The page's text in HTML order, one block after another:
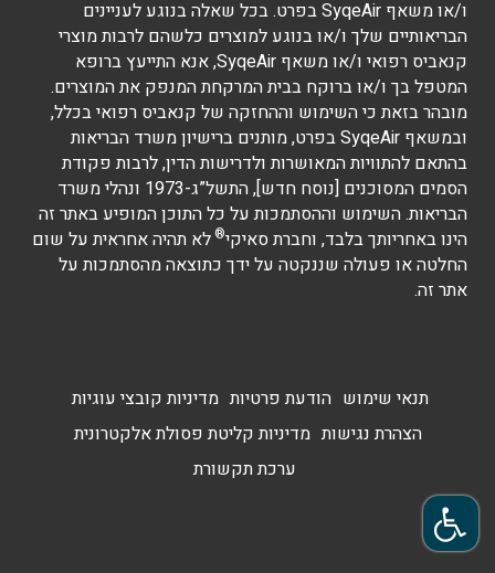
פתח סרגל נגישות
ו/או משאף SyqeAir בפרט. בכל שאלה בנוגע לעניינים
הבריאותיים שלך ו/או בנוגע למוצרים כלשהם לרבות מוצרי
קנאביס רפואי ו/או משאף SyqeAir, אנא התייעץ ברופא
המטפל בך ו/או ברוקח בבית המרקחת המנפק את המוצרים.
מובהר בזאת כי השימוש וההחזקה של קנאביס רפואי בכלל,
ובמשאף SyqeAir בפרט, מותנים ברישיון משרד הבריאות
בהתאם להתוויות המאושרות ולדרישות הדין, לרבות פקודת
הסמים המסוכנים [נוסח חדש], התשל”ג-1973 ונהלי משרד
הבריאות. השימוש וההסתמכות על כל התוכן המופיע באתר זה
הינו באחריותך בלבד, וחברת סאיקי® לא תהיה אחראית על שום
החלטה או פעולה שננקטה על ידך כתוצאה מהסתמכות על
אתר זה.
תנאי שימוש הודעת פרטיות מדיניות קובצי עוגיות
הצהרת נגישות מדיניות קליטת פסולת אלקטרונית
ערכת תקשורת